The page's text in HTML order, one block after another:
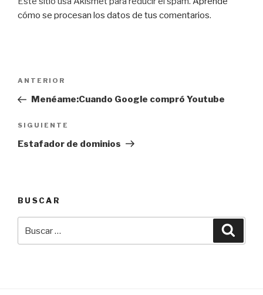
cómo se procesan los datos de tus comentarios.
entradas
Entrada
anterior:
ANTERIOR
Menéame:Cuando Google compró Youtube
Siguiente
entrada
SIGUIENTE
Estafador de dominios
BUSCAR
por: